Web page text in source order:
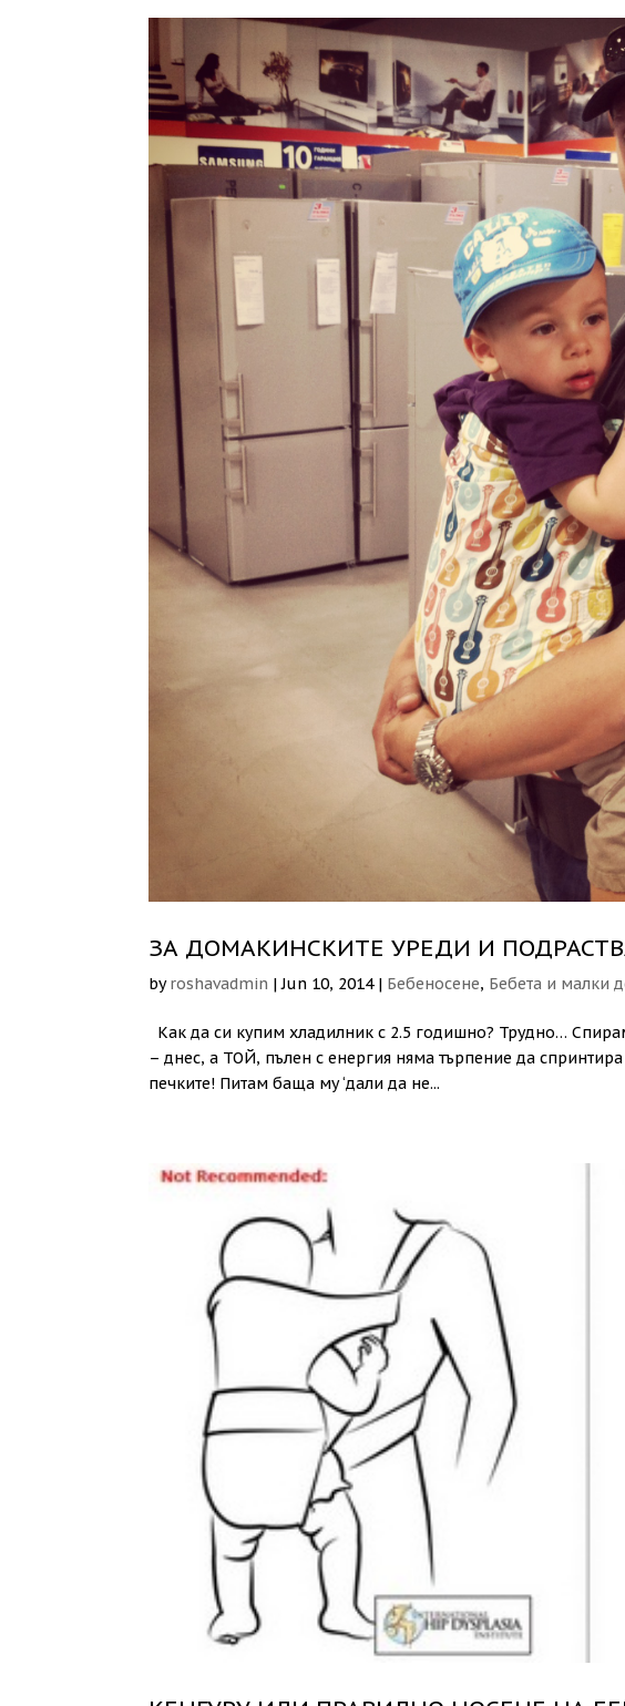
ЗА ДОМАКИНСКИТЕ УРЕДИ И
byroshavadmin |Jun 10, 2014| Бебеносене, Бебета и малки
Как да си купим хладилник с 2.5 годишно? Трудно…
– днес, а ТОЙ, пълен с енергия няма търпение да
печките! Питам баща му ‘дали да не...